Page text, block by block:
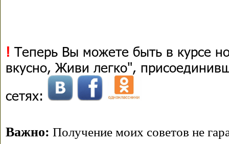
! Теперь Вы можете быть в курсе
вкусно, Живи легко",
сетях:
Важно: Получение моих советов не